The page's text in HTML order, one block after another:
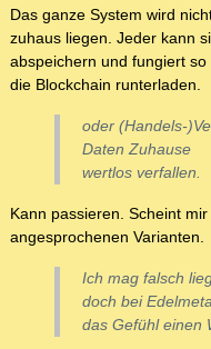
Das ganze System wird
zuhaus liegen. Jeder kann
abspeichern und fungiert
die Blockchain runterladen.
oder (Handels-
Daten Zuhause
wertlos verfallen.
Kann passieren. Scheint
angesprochenen Varianten.
Ich mag falsch
doch bei
das Gefühl einen